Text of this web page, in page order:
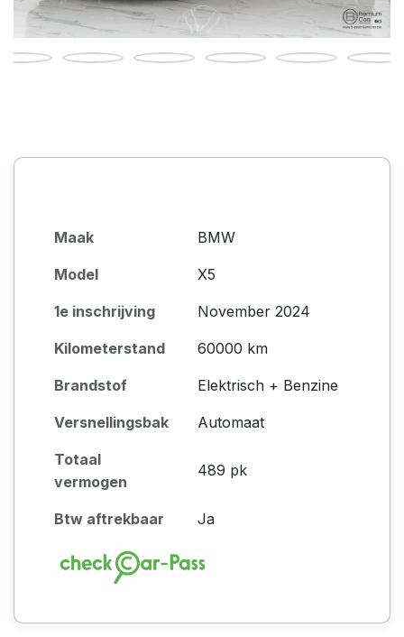
Maak BMW
Model X5
1e inschrijving November 2024
Kilometerstand 60000 km
Brandstof Elektrisch + Benzine
Versnellingsbak Automaat
Totaal
vermogen
489 pk
Btw aftrekbaar Ja